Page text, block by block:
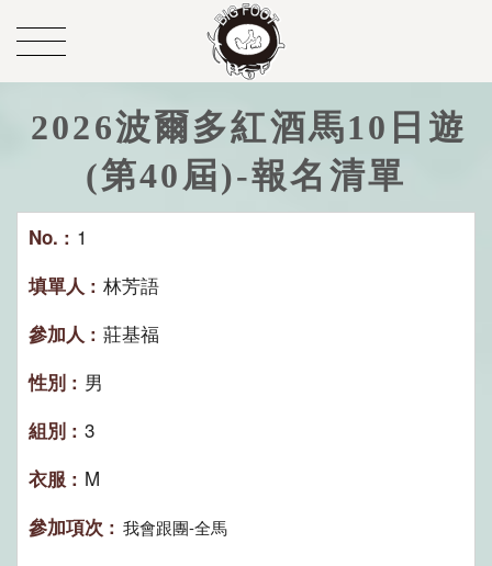
2026波爾多紅酒馬10日遊
(第40屆)-報名清單
1
林芳語
莊基福
男
3
M
我會跟團-全馬